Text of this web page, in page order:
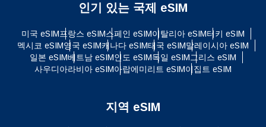
인기 있는 국제 eSIM
미국 eSIM프랑스 eSIM스페인 eSIM이탈리아 eSIM터키 eSIM
멕시코 eSIM영국 eSIM캐나다 eSIM태국 eSIM말레이시아 eSIM
일본 eSIM베트남 eSIM인도 eSIM독일 eSIM그리스 eSIM
사우디아라비아 eSIM아랍에미리트 eSIM이집트 eSIM
지역 eSIM